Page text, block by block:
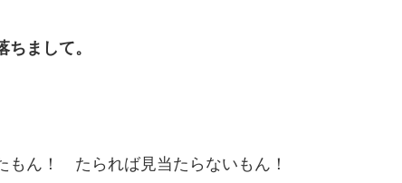
まして。
ん！ たられば見当たらないもん！